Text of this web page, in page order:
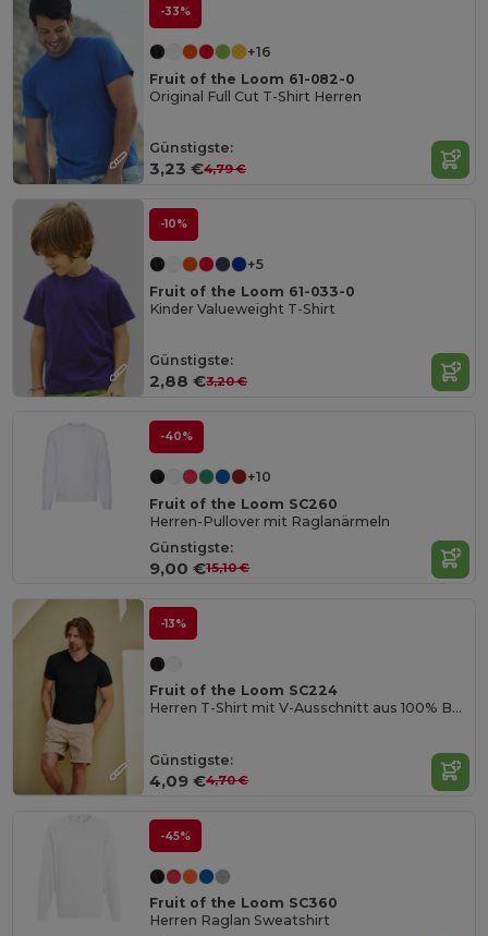
-33%
+16
Fruit of the Loom 61-082-0
Original Full Cut T-Shirt Herren
Günstigste:
3,23 €4,79 €
-10%
+5
Fruit of the Loom 61-033-0
Kinder Valueweight T-Shirt
Günstigste:
2,88 €3,20 €
-40%
+10
Fruit of the Loom SC260
Herren-Pullover mit Raglanärmeln
Günstigste:
9,00 €15,10 €
-13%
Fruit of the Loom SC224
Herren T-Shirt mit V-Ausschnitt aus 100% Baumwolle
Günstigste:
4,09 €4,70 €
-45%
Fruit of the Loom SC360
Herren Raglan Sweatshirt